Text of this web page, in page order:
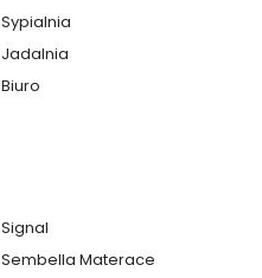
Brązowy
Dąb
Sypialnia
Jadalnia
Biuro
Signal
Sembella Materace